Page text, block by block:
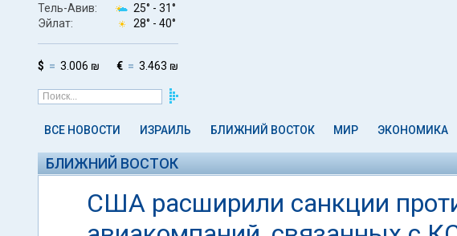
Тель-Авив:
25° - 31°
Эйлат:
28° - 40°
$ 3.006 ₪ € 3.463 ₪
ВСЕ НОВОСТИ ИЗРАИЛЬ БЛИЖНИЙ ВОСТОК МИР ЭКОНОМИКА
БЛИЖНИЙ ВОСТОК
США расширили санкции